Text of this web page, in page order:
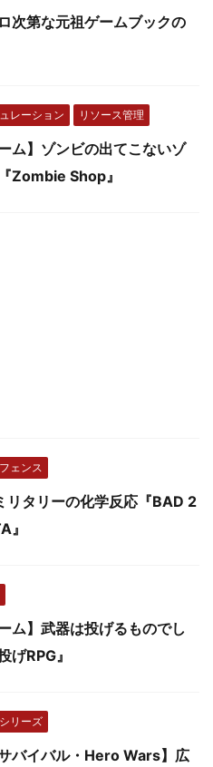
次第な元祖ゲームブックの
レーション リソース管理
ム】ゾンビの出てこないゾ
Zombie Shop』
ェンス
リタリーの化学反応『BAD 2
』
ム】武器は投げるものでし
げRPG』
リーズ
サバイバル・Hero Wars】広